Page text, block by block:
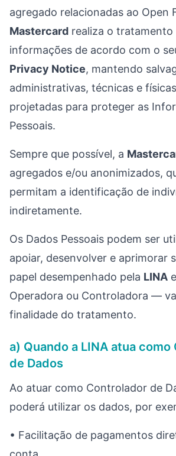
agregado relacionadas ao Open
Mastercard realiza o tratamento
informações de acordo com o
Privacy Notice, mantendo
administrativas, técnicas e
projetadas para proteger as
Pessoais.
Sempre que possível, a
agregados e/ou anonimizados,
permitam a identificação de
indiretamente.
Os Dados Pessoais podem ser
apoiar, desenvolver e aprimorar
papel desempenhado pela LINA e
Operadora ou Controladora —
finalidade do tratamento.
a) Quando a LINA atua
de Dados
Ao atuar como Controlador de
poderá utilizar os dados, por
• Facilitação de pagamentos